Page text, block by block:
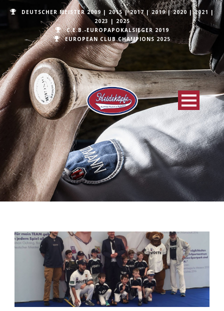
DEUTSCHER MEISTER 2009 | 2015|2017|2019|2020 |2021 |
2023 | 2025
C.E.B.-EUROPAPOKALSIEGER 2019
EUROPEAN CLUB CHAMPIONS 2025